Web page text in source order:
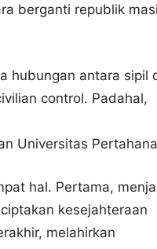
berganti republik
hubungan antara sipil
control. Padahal,
Universitas
hal. Pertama,
kesejahteraan
melahirkan